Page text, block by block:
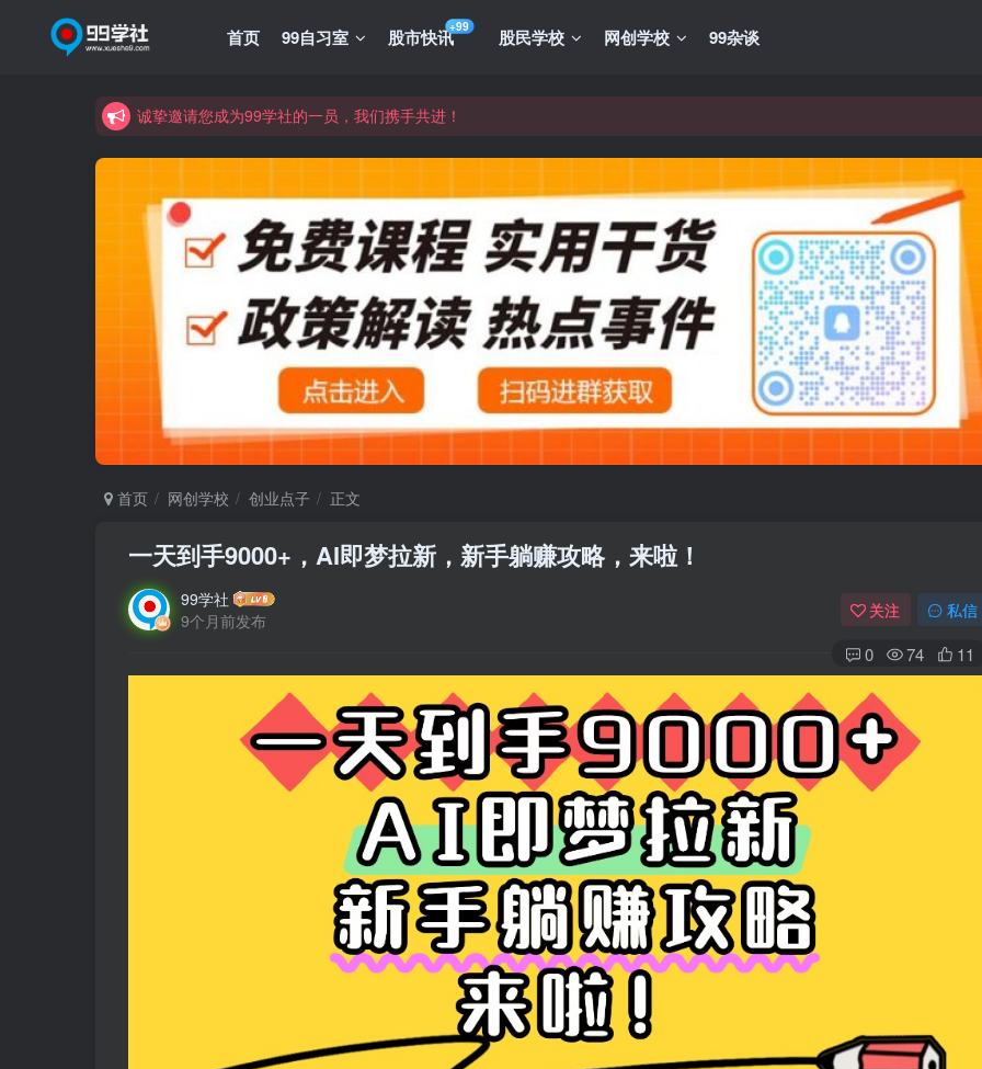
首页 99自习室 股市快讯+99 股民学校 网创学校 99杂谈
诚挚邀请您成为99学社的一员，我们携手共进！
诚挚邀请您成为99学社的一员，我们携手共进！
学习路上不孤独，99学社与你同行！分享全网优质VIP资源，炒股教程、创业教程、网络营销教程、自媒体短视频教程等，长
首页 网创学校 创业点子 正文
一天到手9000+，AI即梦拉新，新手躺赚攻略，来啦！
99学社
9个月前发布
关注 私信
0 74 11